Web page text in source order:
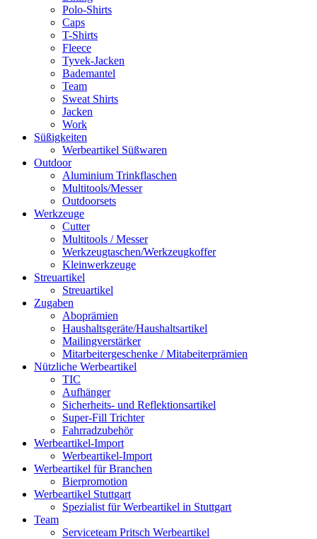
Polo-Shirts
Caps
T-Shirts
Fleece
Tyvek-Jacken
Bademantel
Team
Sweat Shirts
Jacken
Work
Süßigkeiten
Werbeartikel Süßwaren
Outdoor
Aluminium Trinkflaschen
Multitools/Messer
Outdoorsets
Werkzeuge
Cutter
Multitools / Messer
Werkzeugtaschen/Werkzeugkoffer
Kleinwerkzeuge
Streuartikel
Streuartikel
Zugaben
Aboprämien
Haushaltsgeräte/Haushaltsartikel
Mailingverstärker
Mitarbeitergeschenke / Mitabeiterprämien
Nützliche Werbeartikel
TIC
Aufhänger
Sicherheits- und Reflektionsartikel
Super-Fill Trichter
Fahrradzubehör
Werbeartikel-Import
Werbeartikel-Import
Werbeartikel für Branchen
Bierpromotion
Werbeartikel Stuttgart
Spezialist für Werbeartikel in Stuttgart
Team
Serviceteam Pritsch Werbeartikel